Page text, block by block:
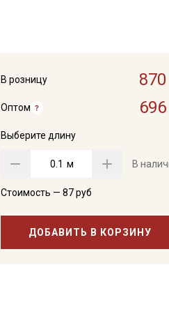
В розницу
Оптом
Выберите длину
м В
Стоимость — 87руб
ДОБАВИТЬ В КОРЗИНУ